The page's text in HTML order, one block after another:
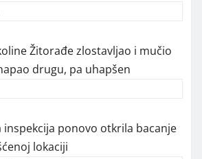
Žitorađe zlostavljao i mučio
drugu, pa uhapšen
inspekcija ponovo otkrila bacanje
lokaciji